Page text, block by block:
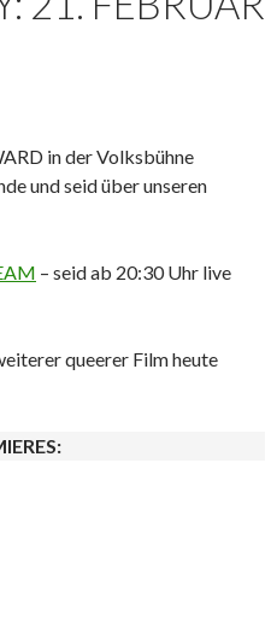
in der Volksbühne
und seid über unseren
– seid ab 20:30 Uhr live
queerer Film heute